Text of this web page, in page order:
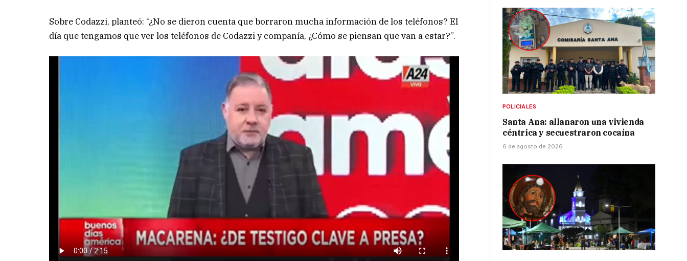
Sobre Codazzi, planteó: “¿No se dieron cuenta que borraron mucha información de los teléfonos? El
día que tengamos que ver los teléfonos de Codazzi y compañía, ¿Cómo se piensan que van a estar?”.
POLICIALES
Santa Ana: allanaron una vivienda
céntrica y secuestraron cocaína
6 de agosto de 2026